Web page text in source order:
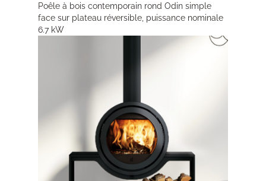
Poêle à bois contemporain rond Odin simple
face sur plateau réversible, puissance nominale
6.7 kW